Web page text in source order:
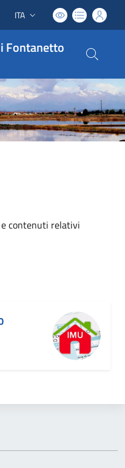
Lingua attiva:
ITA
Fontanetto
contenuti relativi